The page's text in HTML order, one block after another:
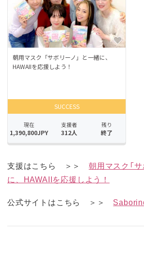
支援はこちら ＞＞ 朝用マスク「
に、HAWAIIを応援しよう！
公式サイトはこちら ＞＞